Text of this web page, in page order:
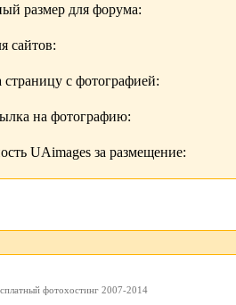
размер для форума:
сайтов:
с фотографией:
на фотографию:
UAimages за размещение:
фотохостинг 2007-2014